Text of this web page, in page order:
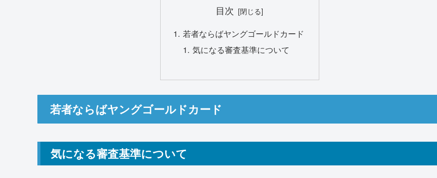
目次
若者ならばヤングゴールドカード
気になる審査基準について
若者ならばヤングゴールドカード
気になる審査基準について